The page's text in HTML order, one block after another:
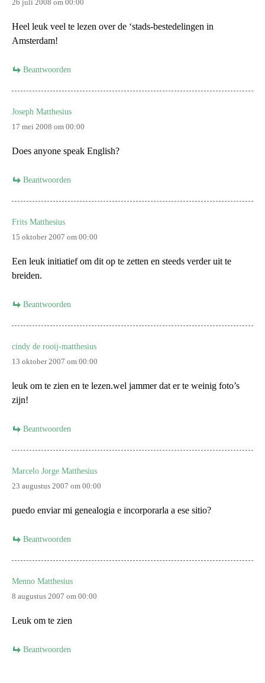
26 juli 2008 om 00:00
Heel leuk veel te lezen over de ‘stads-bestedelingen in
Amsterdam!
Beantwoorden
Joseph Matthesius
17 mei 2008 om 00:00
Does anyone speak English?
Beantwoorden
Frits Matthesius
15 oktober 2007 om 00:00
Een leuk initiatief om dit op te zetten en steeds verder uit te
breiden.
Beantwoorden
cindy de rooij-matthesius
13 oktober 2007 om 00:00
leuk om te zien en te lezen.wel jammer dat er te weinig foto’s
zijn!
Beantwoorden
Marcelo Jorge Matthesius
23 augustus 2007 om 00:00
puedo enviar mi genealogia e incorporarla a ese sitio?
Beantwoorden
Menno Matthesius
8 augustus 2007 om 00:00
Leuk om te zien
Beantwoorden